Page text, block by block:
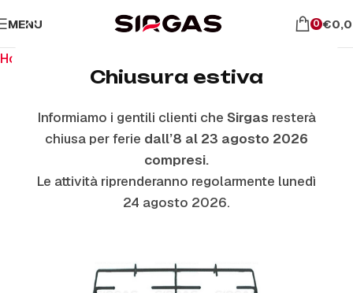
Chiusura estiva
Informiamo i gentili clienti che Sirgas resterà
chiusa per ferie dall’8 al 23 agosto 2026
compresi.
Le attività riprenderanno regolarmente lunedì
24 agosto 2026.
MENU 0 €
Home
ESAURITO